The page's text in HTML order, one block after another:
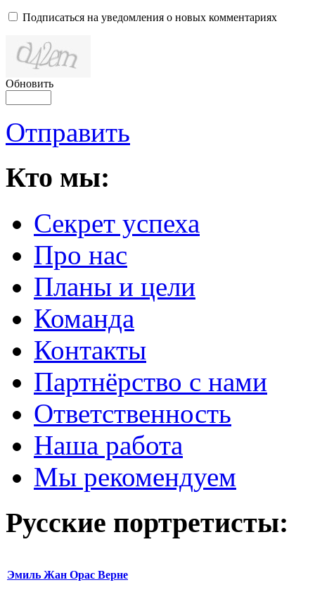
Подписаться на уведомления о новых комментариях
Обновить
Отправить
Кто мы:
Секрет успеха
Про нас
Планы и цели
Команда
Контакты
Партнёрство с нами
Ответственность
Наша работа
Мы рекомендуем
Русские портретисты:
Эмиль Жан Орас Верне